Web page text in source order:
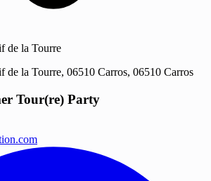
de la Tourre
de la Tourre, 06510 Carros, 06510 Carros
Tour(re) Party